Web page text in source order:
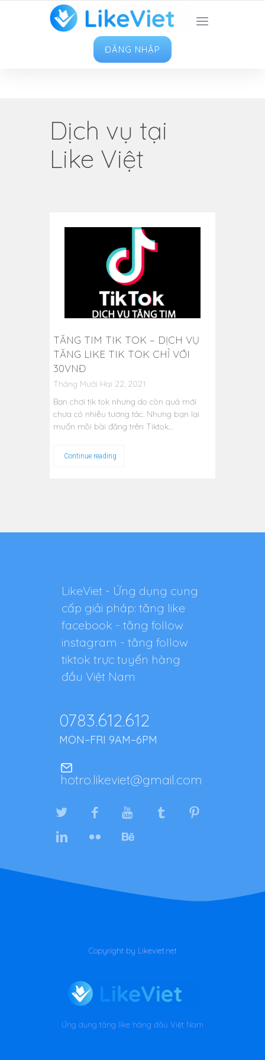
TOP 1 ỨNG DỤNG TĂNG LIKE HAY NHẤT VIỆT
NAM
ĐĂNG NHẬP
Dịch vụ tại
Like Việt
TĂNG TIM TIK TOK – DỊCH VỤ
TĂNG LIKE TIK TOK CHỈ VỚI
30VNĐ
Tháng Mười Hai 22, 2021
Bạn chơi tik tok nhưng do còn quá mới
chưa có nhiều tương tác. Nhưng bạn lại
muốn mõi bài đăng trên Tiktok…
Continue reading
LikeViet - Ứng dụng cung
cấp giải pháp: tăng like
facebook - tăng follow
instagram - tăng follow
tiktok trực tuyến hàng
đầu Việt Nam
0783.612.612
MON–FRI 9AM–6PM
hotro.likeviet@gmail.com
Copyright by Likeviet.net
Ứng dụng tăng like hàng đầu Việt Nam